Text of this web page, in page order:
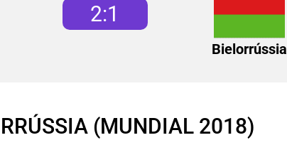
2:1
Bielorrússia
(MUNDIAL 2018)